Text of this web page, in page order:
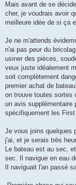
Mais avant de se
cher, je voudrais avoir
meilleure idée de si ça
Je ne m'attends
n'ai pas peur du
usiner des pièces,
veux juste idéalement
soit complètement
premier achat de
on trouve toutes sortes
un avis supplémentaire
spécifiquement les First
Je vous joins quelques
j'ai, et je serais très
Le bateau est au sec,
sec. Il navigue en eau
Il naviguait l'an passé